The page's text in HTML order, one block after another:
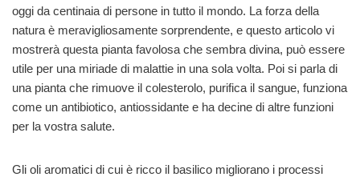
oggi da centinaia di persone in tutto il mondo. La forza della
natura è meravigliosamente sorprendente, e questo articolo vi
mostrerà questa pianta favolosa che sembra divina, può essere
utile per una miriade di malattie in una sola volta. Poi si parla di
una pianta che rimuove il colesterolo, purifica il sangue, funziona
come un antibiotico, antiossidante e ha decine di altre funzioni
per la vostra salute.
Gli oli aromatici di cui è ricco il basilico migliorano i processi